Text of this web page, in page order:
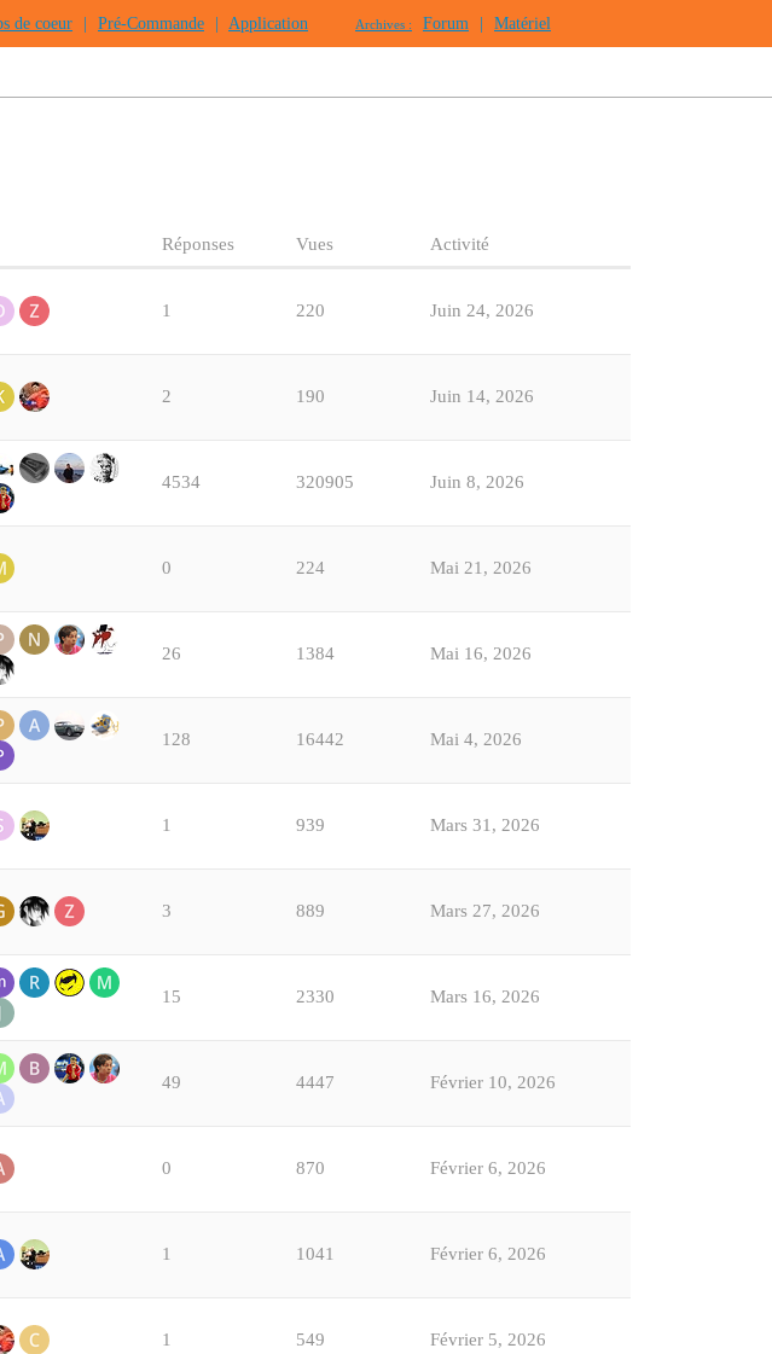
de coeur Pré-Commande Application Archives : Forum Matériel
Réponses Vues Activité
1 220 Juin 24, 2026
2 190 Juin 14, 2026
4534 320905 Juin 8, 2026
0 224 Mai 21, 2026
26 1384 Mai 16, 2026
128 16442 Mai 4, 2026
1 939 Mars 31, 2026
3 889 Mars 27, 2026
15 2330 Mars 16, 2026
49 4447 Février 10, 2026
0 870 Février 6, 2026
1 1041 Février 6, 2026
1 549 Février 5, 2026